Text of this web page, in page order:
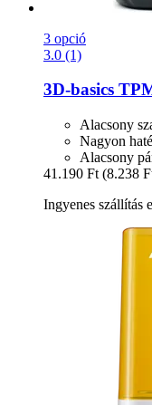
3 opció
3.0 (1)
3D-basics
Alacsony
Nagyon
Alacsony
41.190 Ft (8.238
Ingyenes szállítás